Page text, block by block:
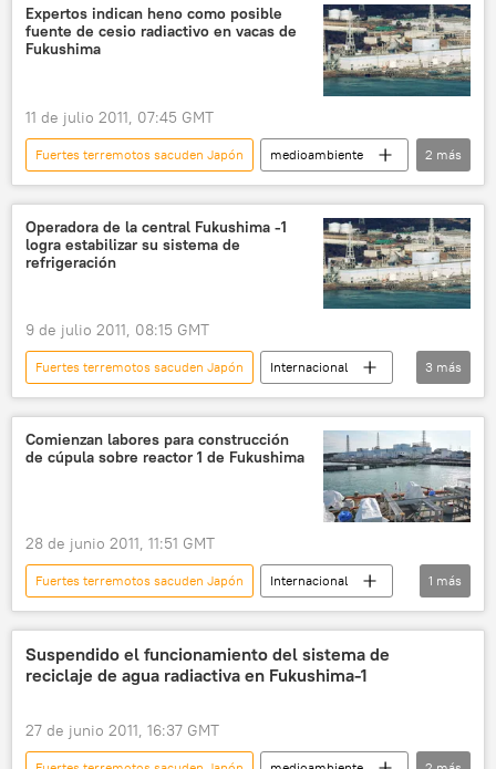
Expertos indican heno como posible
fuente de cesio radiactivo en vacas de
Fukushima
11 de julio 2011, 07:45 GMT
Fuertes terremotos sacuden Japón
medioambiente
sociedad
noticias
2 más
Operadora de la central Fukushima -1
logra estabilizar su sistema de
refrigeración
9 de julio 2011, 08:15 GMT
Fuertes terremotos sacuden Japón
Internacional
medioambiente
sociedad noticias
3 más
Comienzan labores para construcción
de cúpula sobre reactor 1 de Fukushima
28 de junio 2011, 11:51 GMT
Fuertes terremotos sacuden Japón
Internacional
noticias
1 más
Suspendido el funcionamiento del sistema de
reciclaje de agua radiactiva en Fukushima-1
27 de junio 2011, 16:37 GMT